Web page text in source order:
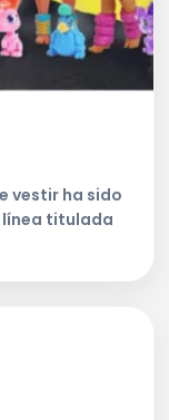
vestir ha sido
línea titulada